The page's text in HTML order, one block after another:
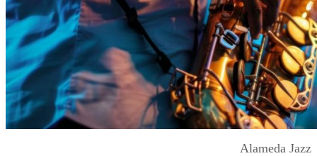
Alameda Jazz